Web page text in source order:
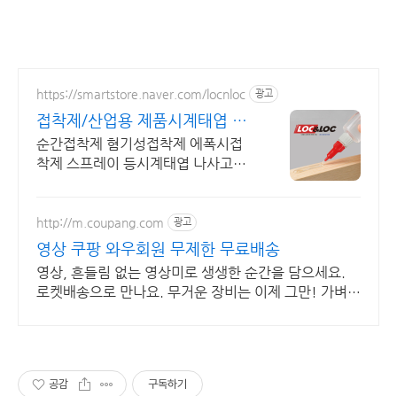
https://smartstore.naver.com/locnloc 광고
접착제/산업용 제품시계태엽 버
리기 아까운 물건, 다시
순간접착제 혐기성접착제 에폭시접
착제 스프레이 등시계태엽 나사고정
http://m.coupang.com 광고
영상 쿠팡 와우회원 무제한 무료배송
영상, 흔들림 없는 영상미로 생생한 순간을 담으세요.
로켓배송으로 만나요. 무거운 장비는 이제 그만! 가벼운
공감 구독하기